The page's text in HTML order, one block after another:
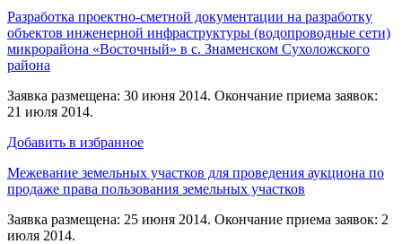
Разработка проектно-сметной документации на разработку
объектов инженерной инфраструктуры (водопроводные сети)
микрорайона «Восточный» в с. Знаменском Сухоложского
района
Заявка размещена: 30 июня 2014. Окончание приема заявок:
21 июля 2014.
Добавить в избранное
Межевание земельных участков для проведения аукциона по
продаже права пользования земельных участков
Заявка размещена: 25 июня 2014. Окончание приема заявок: 2
июля 2014.